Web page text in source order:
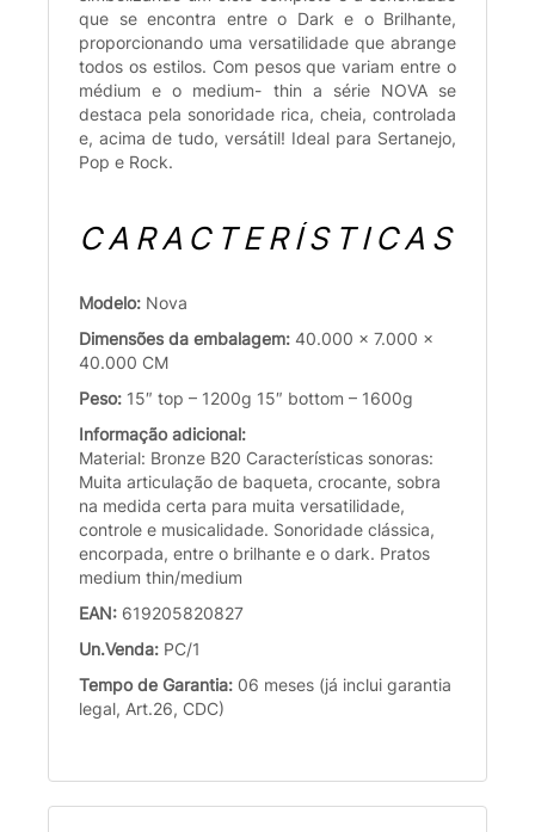
que se encontra entre o Dark e o Brilhante,
proporcionando uma versatilidade que abrange
todos os estilos. Com pesos que variam entre o
médium e o medium- thin a série NOVA se
destaca pela sonoridade rica, cheia, controlada
e, acima de tudo, versátil! Ideal para Sertanejo,
Pop e Rock.
CARACTERÍSTICAS
Modelo: Nova
Dimensões da embalagem: 40.000 x 7.000 x
40.000 CM
Peso: 15″ top – 1200g 15″ bottom – 1600g
Informação adicional:
Material: Bronze B20 Características sonoras:
Muita articulação de baqueta, crocante, sobra
na medida certa para muita versatilidade,
controle e musicalidade. Sonoridade clássica,
encorpada, entre o brilhante e o dark. Pratos
medium thin/medium
EAN: 619205820827
Un.Venda: PC/1
Tempo de Garantia: 06 meses (já inclui garantia
legal, Art.26, CDC)